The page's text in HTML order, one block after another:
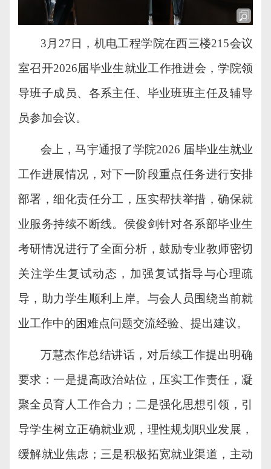
3月27日，机电工程学院在西三楼215会议
室召开2026届毕业生就业工作推进会，学院领
导班子成员、各系主任、毕业班班主任及辅导
员参加会议。
会上，马宇通报了学院2026 届毕业生就业
工作进展情况，对下一阶段重点任务进行安排
部署，细化责任分工，压实帮扶举措，确保就
业服务持续不断线。侯俊剑针对各系部毕业生
考研情况进行了全面分析，鼓励专业教师密切
关注学生复试动态，加强复试指导与心理疏
导，助力学生顺利上岸。与会人员围绕当前就
业工作中的困难点问题交流经验、提出建议。
万慧杰作总结讲话，对后续工作提出明确
要求：一是提高政治站位，压实工作责任，凝
聚全员育人工作合力；二是强化思想引领，引
导学生树立正确就业观，理性规划职业发展，
缓解就业焦虑；三是积极拓宽就业渠道，主动